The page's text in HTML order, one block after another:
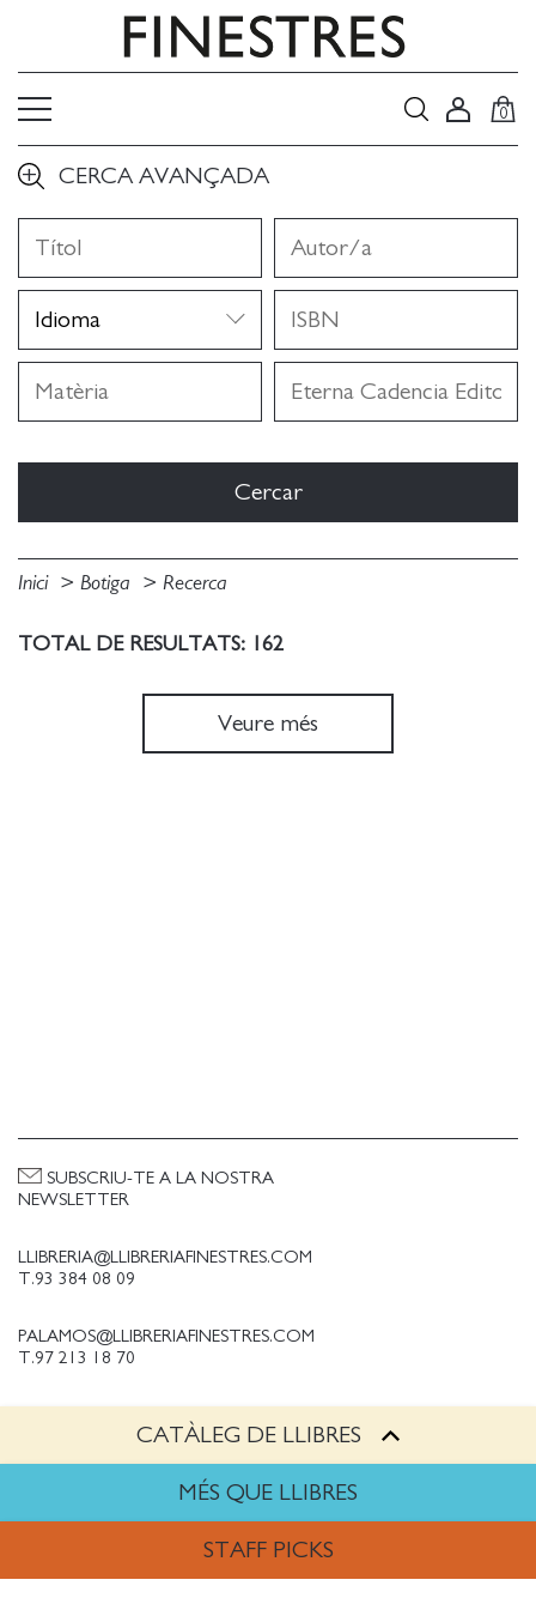
0
CERCA AVANÇADA
Inici Botiga Recerca
TOTAL DE RESULTATS: 162
CATÀLEG DE LLIBRES
MÉS QUE LLIBRES
STAFF PICKS
Veure més
LLIBRERIA@LLIBRERIAFINESTRES.COM
T.93 384 08 09
PALAMOS@LLIBRERIAFINESTRES.COM
T.97 213 18 70
PALESTINA@LLIBRERIAFINESTRES.COM
TREBALLA AMB NOSALTRES
SUBSCRIU-TE A LA NOSTRA
NEWSLETTER